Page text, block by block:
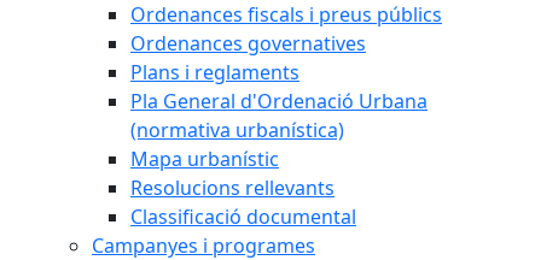
Ordenances fiscals i preus públics
Ordenances governatives
Plans i reglaments
Pla General d'Ordenació Urbana
(normativa urbanística)
Mapa urbanístic
Resolucions rellevants
Classificació documental
Campanyes i programes